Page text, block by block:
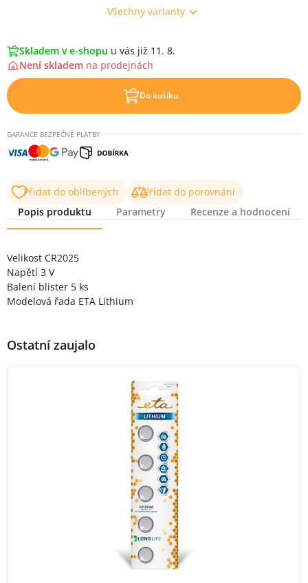
Všechny varianty
Skladem v e-shopu u vás již 11. 8.
Není skladem na prodejnách
Do košíku
GARANCE BEZPEČNÉ PLATBY
Přidat do oblíbených
Přidat do porovnání
Popis produktu
Parametry Recenze a hodnocení
Velikost CR2025
Napětí 3 V
Balení blister 5 ks
Modelová řada ETA Lithium
Ostatní zaujalo